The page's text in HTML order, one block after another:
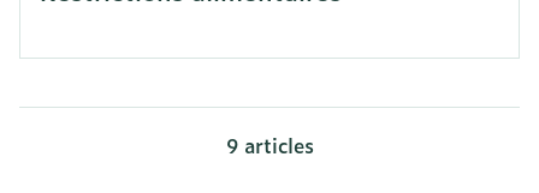
9articles